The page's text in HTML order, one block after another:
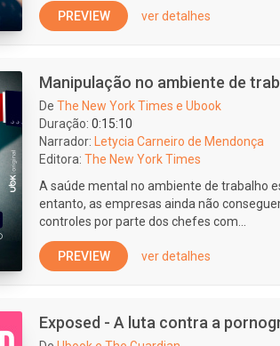
PREVIEW ver detalhes
Manipulação no ambiente de
De The New York Times e Ubook
Duração: 0:15:10
Narrador:
Letycia Carneiro de Mendonça
Editora: The New York Times
A saúde mental no ambiente de trabalho
entanto, as empresas ainda não
controles por parte dos chefes com...
PREVIEW ver detalhes
Exposed - A luta contra a